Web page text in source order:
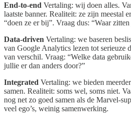
End-to-end Vertaling: wij doen alles.
laatste banner. Realiteit: ze zijn meestal
“doen ze er bij”. Vraag dus: “Waar
Data-driven Vertaling: we baseren
van Google Analytics lezen tot serieuze
van verschil. Vraag: “Welke data
jullie er dan anders door?”
Integrated Vertaling: we bieden
samen. Realiteit: soms wel, soms niet.
nog net zo goed samen als de Marvel-
veel ego’s, weinig samenwerking.